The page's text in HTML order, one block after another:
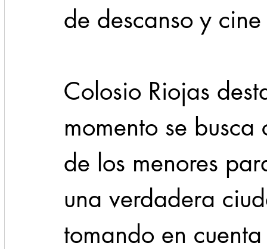
de descanso y
Colosio Riojas
momento se
de los menores
una verdadera
tomando en